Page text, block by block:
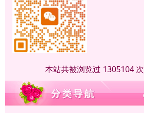
本站共被浏览过 1305104 次